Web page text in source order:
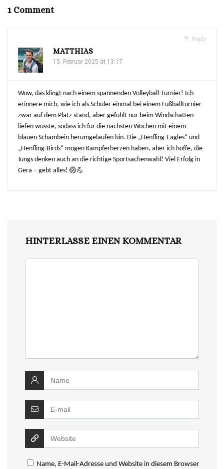
1 Comment
Reply
MATTHIAS
15. Februar 2025 at 13:17
Wow, das klingt nach einem spannenden Volleyball-Turnier! Ich
erinnere mich, wie ich als Schüler einmal bei einem Fußballturnier
zwar auf dem Platz stand, aber gefühlt nur beim Windschatten
liefen wusste, sodass ich für die nächsten Wochen mit einem
blauen Schambein herumgelaufen bin. Die „Henfling-Eagles“ und
„Henfling-Birds“ mögen Kämpferherzen haben, aber ich hoffe, die
Jungs denken auch an die richtige Sportsachenwahl! Viel Erfolg in
Gera – gebt alles! 🏐💪
HINTERLASSE EINEN KOMMENTAR
Name, E-Mail-Adresse und Website in diesem Browser